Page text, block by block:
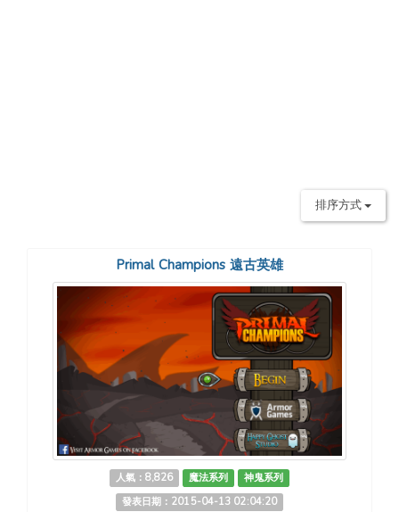
排序方式
Primal Champions 遠古英雄
人氣：8,826 魔法系列
神鬼系列
發表日期：2015-04-13 02:04:20